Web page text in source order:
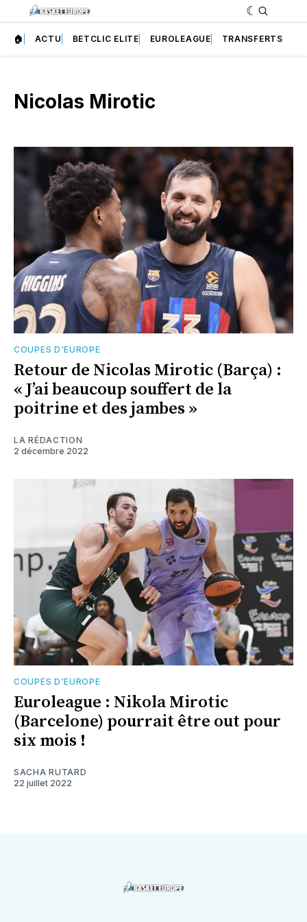
🏠 ACTU BETCLIC ELITE EUROLEAGUE TRANSFERTS
Nicolas Mirotic
COUPES D'EUROPE
Retour de Nicolas Mirotic (Barça) :
« J’ai beaucoup souffert de la
poitrine et des jambes »
LA RÉDACTION
2 décembre 2022
COUPES D'EUROPE
Euroleague : Nikola Mirotic
(Barcelone) pourrait être out pour
six mois !
SACHA RUTARD
22 juillet 2022